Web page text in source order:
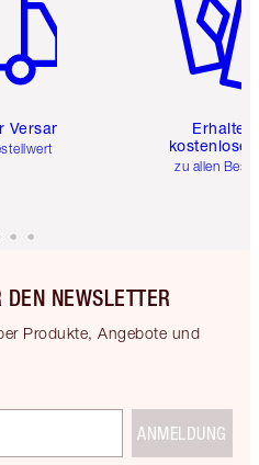
Erhalte
kostenlose
zu allen
DEN NEWSLETTER
Produkte, Angebote und
ANMELDUNG